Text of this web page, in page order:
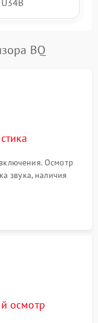
BQ
Осмотр
звука, наличия
тестовых
поломки.
осмотр